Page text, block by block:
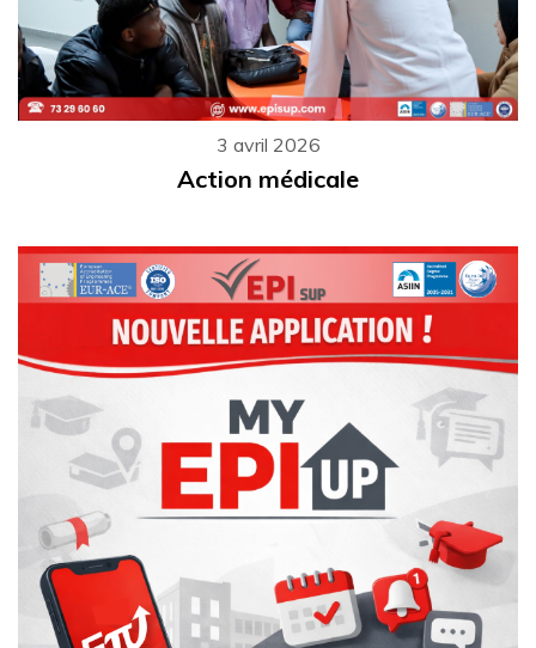
3 avril 2026
Action médicale